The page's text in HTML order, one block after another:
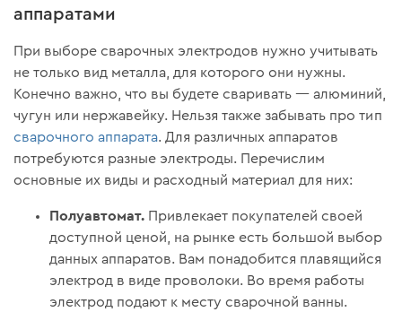
аппаратами
При выборе сварочных электродов нужно учитывать
не только вид металла, для которого они нужны.
Конечно важно, что вы будете сваривать — алюминий,
чугун или нержавейку. Нельзя также забывать про тип
сварочного аппарата. Для различных аппаратов
потребуются разные электроды. Перечислим
основные их виды и расходный материал для них:
Полуавтомат. Привлекает покупателей своей
доступной ценой, на рынке есть большой выбор
данных аппаратов. Вам понадобится плавящийся
электрод в виде проволоки. Во время работы
электрод подают к месту сварочной ванны.